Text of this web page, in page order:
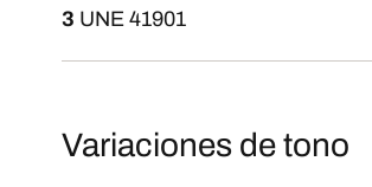
3 UNE 41901
Variaciones de tono